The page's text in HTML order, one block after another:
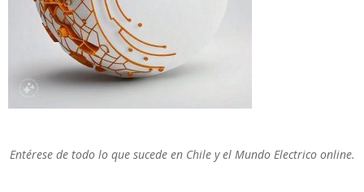
Entérese de todo lo que sucede en Chile y el Mundo Electrico online.